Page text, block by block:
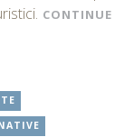
CONTINUE